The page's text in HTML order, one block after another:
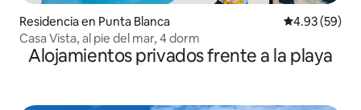
Residencia en Punta Blanca Calificación
4.93 (59)
Casa Vista, al pie del mar, 4 dorm
Alojamientos privados frente a la playa